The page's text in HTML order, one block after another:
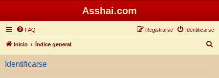
Asshai.com
FAQ Identificarse
Registrarse
Inicio Índice general
u
Identificarse